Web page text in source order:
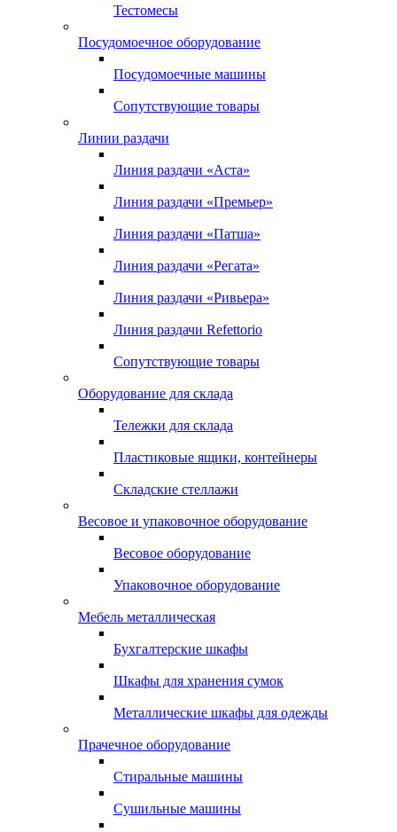
Тестомесы
Посудомоечное оборудование
Посудомоечные машины
Сопутствующие товары
Линии раздачи
Линия раздачи «Аста»
Линия раздачи «Премьер»
Линия раздачи «Патша»
Линия раздачи «Регата»
Линия раздачи «Ривьера»
Линия раздачи Refettorio
Сопутствующие товары
Оборудование для склада
Тележки для склада
Пластиковые ящики, контейнеры
Складские стеллажи
Весовое и упаковочное оборудование
Весовое оборудование
Упаковочное оборудование
Мебель металлическая
Бухгалтерские шкафы
Шкафы для хранения сумок
Металлические шкафы для одежды
Прачечное оборудование
Стиральные машины
Сушильные машины